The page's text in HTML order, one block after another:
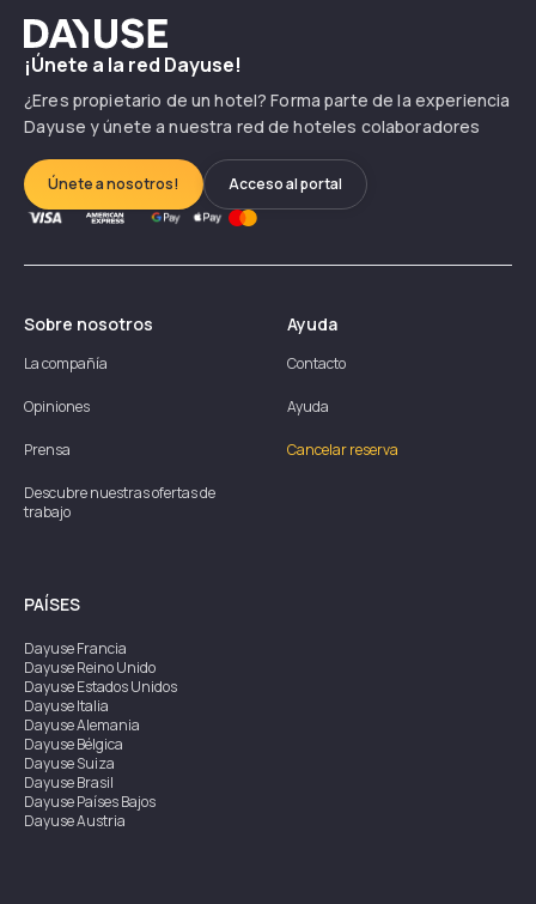
Dayuse
¡Únete a la red Dayuse!
¿Eres propietario de un hotel? Forma parte de la experiencia
Dayuse y únete a nuestra red de hoteles colaboradores
Únete a nosotros! Acceso al portal
Sobre nosotros
La compañía
Opiniones
Prensa
Descubre nuestras ofertas de
trabajo
Ayuda
Contacto
Ayuda
Cancelar reserva
PAÍSES
DayuseFrancia
DayuseReino Unido
DayuseEstados Unidos
DayuseItalia
DayuseAlemania
DayuseBélgica
DayuseSuiza
DayuseBrasil
DayusePaíses Bajos
DayuseAustria